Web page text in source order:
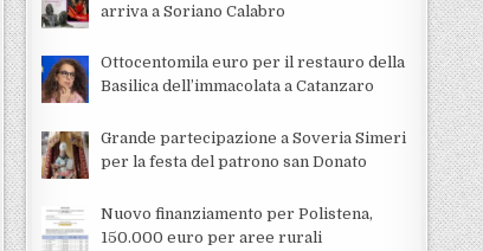
arriva a Soriano Calabro
Ottocentomila euro per il restauro della
Basilica dell’immacolata a Catanzaro
Grande partecipazione a Soveria Simeri
per la festa del patrono san Donato
Nuovo finanziamento per Polistena,
150.000 euro per aree rurali